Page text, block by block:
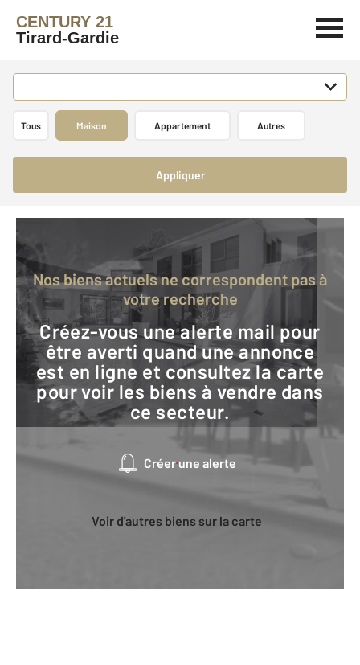
CENTURY 21
Tirard-Gardie
Tous Maison Appartement Autres
Appliquer
Nos biens actuels ne correspondent pas à
votre recherche
Créez-vous une alerte mail pour
être averti quand une annonce
est en ligne et consultez la carte
pour voir les biens à vendre dans
ce secteur.
Créer une alerte
Voir d'autres biens sur la carte